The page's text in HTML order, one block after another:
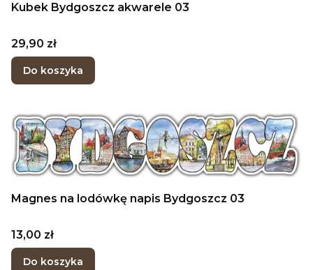
Kubek Bydgoszcz akwarele 03
Cena
29,90 zł
Do koszyka
Magnes na lodówkę napis Bydgoszcz 03
Cena
13,00 zł
Do koszyka